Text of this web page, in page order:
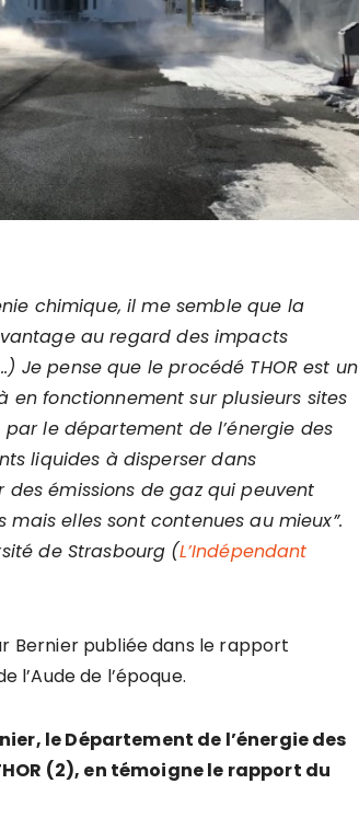
chimique, il me semble que la
au regard des impacts
Je pense que le procédé THOR est un
en fonctionnement sur plusieurs sites
le département de l’énergie des
liquides à disperser dans
des émissions de gaz qui peuvent
elles sont contenues au mieux”.
de Strasbourg (L’Indépendant
Bernier publiée dans le rapport
de l’époque.
le Département de l’énergie des
(2), en témoigne le rapport du